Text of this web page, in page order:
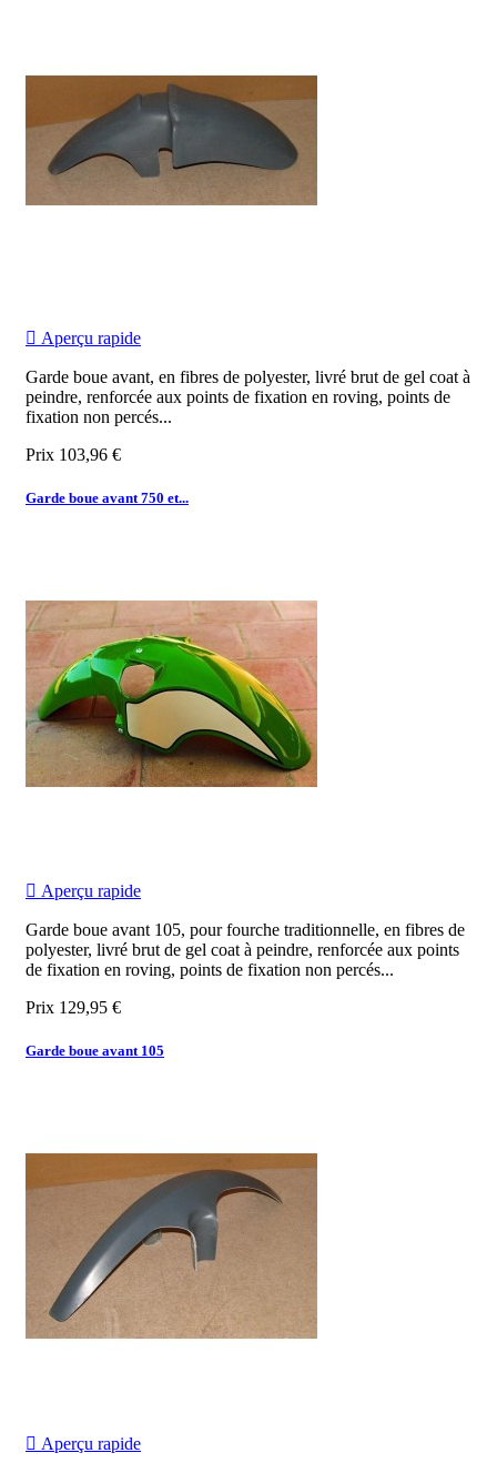
 Aperçu rapide
Garde boue avant, en fibres de polyester, livré brut de gel coat à
peindre, renforcée aux points de fixation en roving, points de
fixation non percés...
Prix 103,96 €
Garde boue avant 750 et...
 Aperçu rapide
Garde boue avant 105, pour fourche traditionnelle, en fibres de
polyester, livré brut de gel coat à peindre, renforcée aux points
de fixation en roving, points de fixation non percés...
Prix 129,95 €
Garde boue avant 105
 Aperçu rapide